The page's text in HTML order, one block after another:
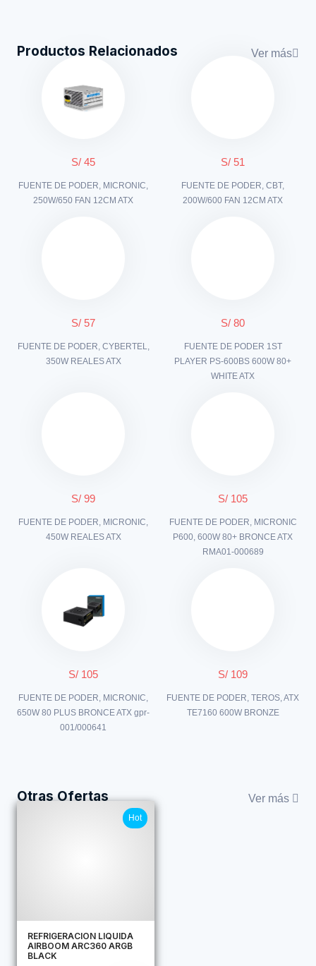
Productos Relacionados Ver más
S/ 45
FUENTE DE PODER, MICRONIC,
250W/650 FAN 12CM ATX
S/ 51
FUENTE DE PODER, CBT,
200W/600 FAN 12CM ATX
S/ 57
FUENTE DE PODER, CYBERTEL,
350W REALES ATX
S/ 80
FUENTE DE PODER 1ST
PLAYER PS-600BS 600W 80+
WHITE ATX
S/ 99
FUENTE DE PODER, MICRONIC,
450W REALES ATX
S/ 105
FUENTE DE PODER, MICRONIC
P600, 600W 80+ BRONCE ATX
RMA01-000689
S/ 105
FUENTE DE PODER, MICRONIC,
650W 80 PLUS BRONCE ATX gpr-
001/000641
S/ 109
FUENTE DE PODER, TEROS, ATX
TE7160 600W BRONZE
Otras Ofertas Ver más
Hot
REFRIGERACION LIQUIDA
AIRBOOM ARC360 ARGB
BLACK